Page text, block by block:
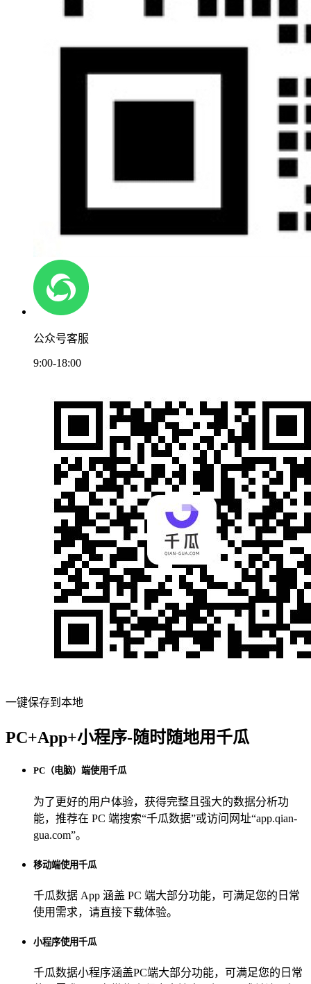
公众号客服
9:00-18:00
一键保存到本地
PC+App+小程序-随时随地用千瓜
PC（电脑）端使用千瓜
为了更好的用户体验，获得完整且强大的数据分析功
能，推荐在 PC 端搜索“千瓜数据”或访问网址“app.qian-
gua.com”。
移动端使用千瓜
千瓜数据 App 涵盖 PC 端大部分功能，可满足您的日常
使用需求，请直接下载体验。
小程序使用千瓜
千瓜数据小程序涵盖PC端大部分功能，可满足您的日常